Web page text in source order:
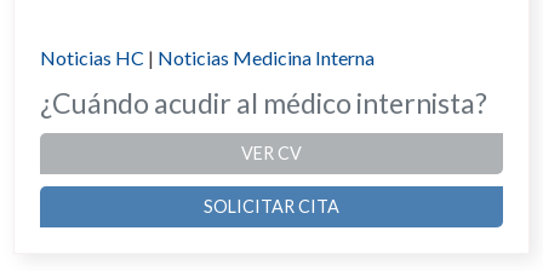
Noticias HC | Noticias Medicina Interna
¿Cuándo acudir al médico internista?
VER CV
SOLICITAR CITA